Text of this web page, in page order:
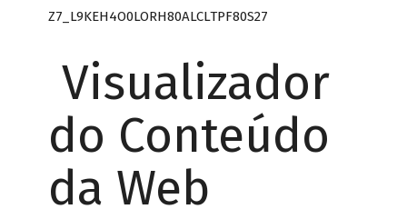
Z7_L9KEH4O0LORH80ALCLTPF80S27
Visualizador
do Conteúdo
da Web